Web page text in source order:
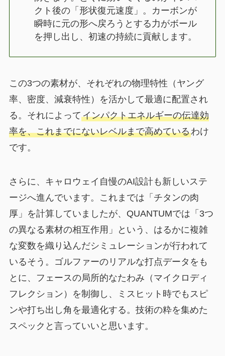
クト後の「形状復元速度」。カーボンが
瞬時に元の形へ戻ろうとする力がボール
を押し出し、初速の持続に貢献します。
この3つの素材が、それぞれの物理特性（ヤング
率、密度、減衰特性）を活かして最適に配置され
る。それによってインパクトエネルギーの伝達効
率を、これまでにないレベルまで高めているわけ
です。
さらに、キャロウェイ自慢のAI設計も新しいステ
ージへ進んでいます。これまでは「チタンの肉
厚」を計算していましたが、QUANTUMでは「3つ
の異なる素材の相互作用」という、はるかに複雑
な変数を織り込んだシミュレーションが行われて
いるそう。ゴルファーのリアルな打点データをも
とに、フェースの局所的なたわみ（マイクロディ
フレクション）を制御し、ミスヒット時でもスピ
ンや打ち出し角を最適化する。技術の粋を集めた
スペックと言っていいと思います。